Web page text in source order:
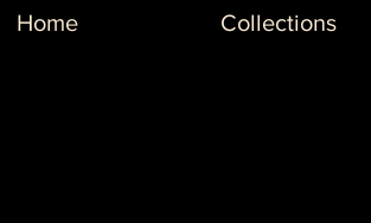
Home Collections